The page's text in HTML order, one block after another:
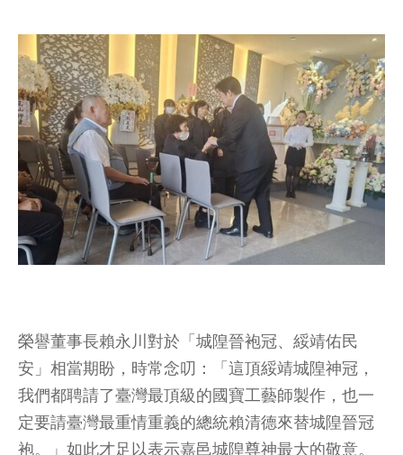
榮譽董事長賴永川對於「城隍晉袍冠、綏靖佑民
安」相當期盼，時常念叨：「這頂綏靖城隍神冠，
我們都聘請了臺灣最頂級的國寶工藝師製作，也一
定要請臺灣最重情重義的總統賴清德來替城隍晉冠
袍。」如此才足以表示嘉邑城隍尊神最大的敬意。